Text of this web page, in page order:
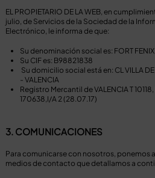
EL PROPIETARIO DE LA WEB, en
julio, de Servicios de la Sociedad de la
Electrónico, le informa de que:
Su denominación social es: FORT
Su CIF es: B98821838
Su domicilio social está en: CL VILLA
- VALENCIA
Registro Mercantil de VALENCIA T
170638,I/A 2 (28.07.17)
3. COMUNICACIONES
Para comunicarse con nosotros, ponemos
medios de contacto que detallamos a